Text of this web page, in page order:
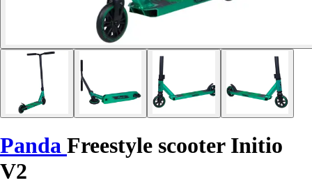
Panda Freestyle scooter Initio
V2